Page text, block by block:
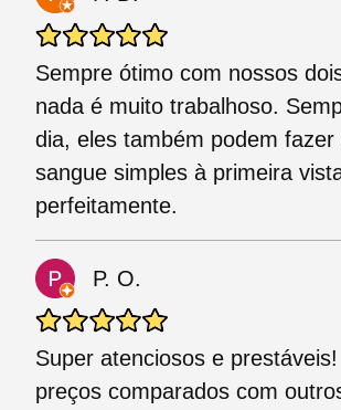
Sempre ótimo com nossos
nada é muito trabalhoso.
dia, eles também podem fazer
sangue simples à primeira
perfeitamente.
P. O.
Super atenciosos e
preços comparados com